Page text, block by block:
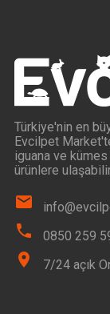
Türkiye'nin en
Evcilpet
iguana ve kümes
ürünlere
0850 259
7/24 açık